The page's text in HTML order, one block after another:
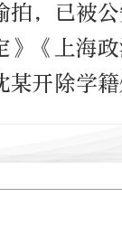
拍，已被
》《上海
开除学籍